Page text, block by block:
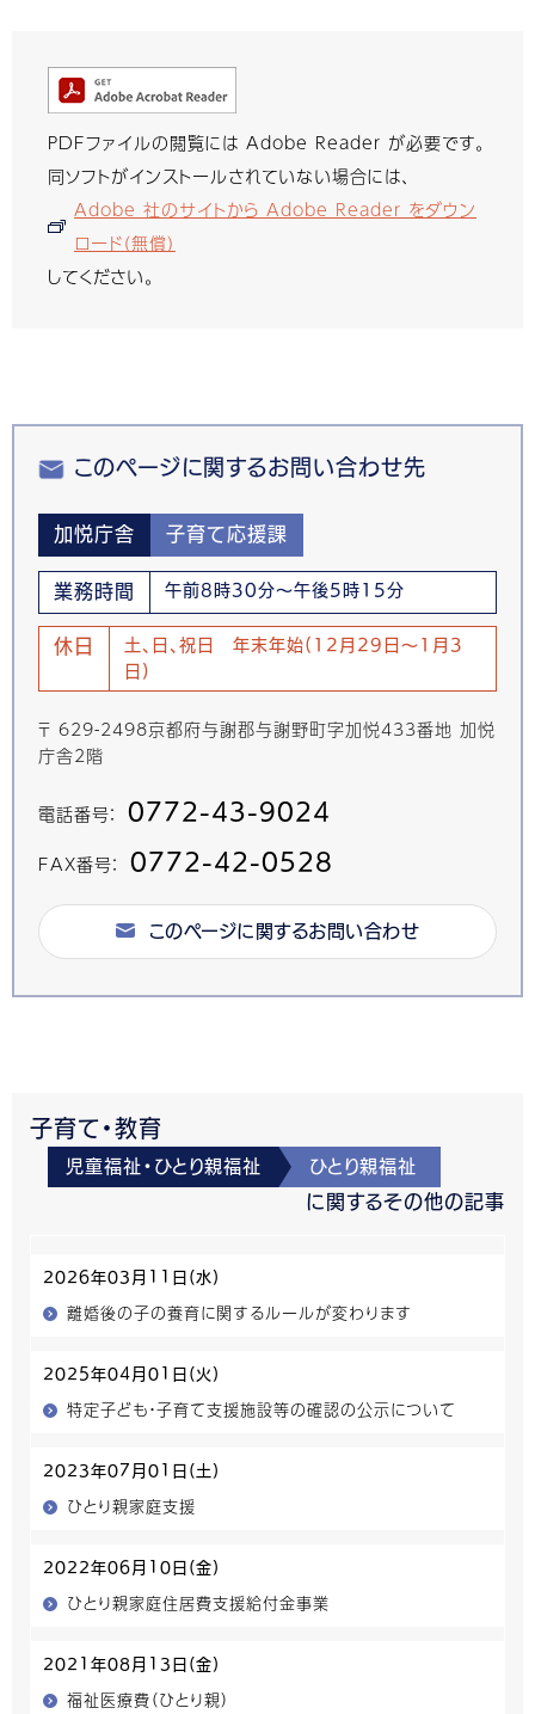
PDFファイルの閲覧には Adobe Reader が必要です。
同ソフトがインストールされていない場合には、
Adobe 社のサイトから Adobe Reader をダウン
ロード（無償）
してください。
このページに関するお問い合わせ先
加悦庁舎 子育て応援課
業務時間 午前8時30分～午後5時15分
休日
土、日、祝日 年末年始(12月29日～1月3
日)
〒 629-2498京都府与謝郡与謝野町字加悦433番地 加悦
庁舎2階
電話番号： 0772-43-9024
FAX番号： 0772-42-0528
このページに関するお問い合わせ
子育て・教育
児童福祉・ひとり親福祉 ひとり親福祉
に関するその他の記事
2026年03月11日(水)
離婚後の子の養育に関するルールが変わります
2025年04月01日(火)
特定子ども・子育て支援施設等の確認の公示について
2023年07月01日(土)
ひとり親家庭支援
2022年06月10日(金)
ひとり親家庭住居費支援給付金事業
2021年08月13日(金)
福祉医療費（ひとり親）